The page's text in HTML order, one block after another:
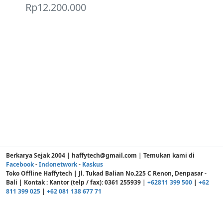
Rp12.200.000
Berkarya Sejak 2004 | haffytech@gmail.com | Temukan kami di
Facebook-Indonetwork- Kaskus
Toko Offline Haffytech | Jl. Tukad Balian No.225 C Renon, Denpasar -
Bali | Kontak : Kantor (telp / fax): 0361 255939 | +62811 399 500 | +62
811 399 025 | +62 081 138 677 71